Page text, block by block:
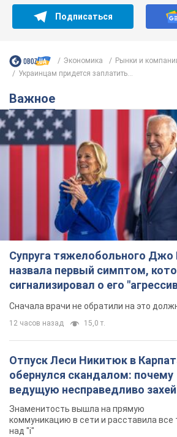
Подписаться
Экономика
Рынки и
Украинцам придется заплатить...
Важное
Супруга тяжелобольного Джо
назвала первый симптом,
сигнализировал о его
Сначала врачи не обратили на это
12 часов назад 15,0 т.
Отпуск Леси Никитюк в
обернулся скандалом: почему
ведущую несправедливо
Знаменитость вышла на прямую
коммуникацию в сети и расставила все
над "i"